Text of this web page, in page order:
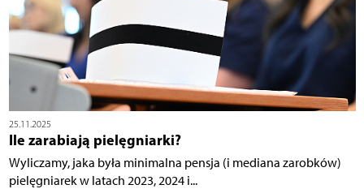
25.11.2025
Ile zarabiają pielęgniarki?
Wyliczamy, jaka była minimalna pensja (i mediana zarobków)
pielęgniarek w latach 2023, 2024 i...